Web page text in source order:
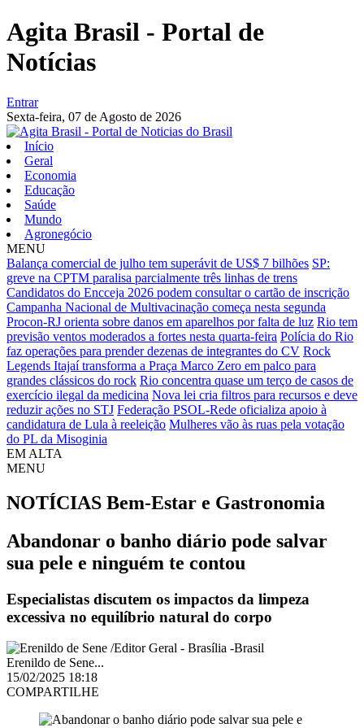
Agita Brasil - Portal de
Notícias
Entrar
Sexta-feira, 07 de Agosto de 2026
Início
Geral
Economia
Educação
Saúde
Mundo
Agronegócio
MENU
Balança comercial de julho tem superávit de US$ 7 bilhões SP:
greve na CPTM paralisa parcialmente três linhas de trens
Candidatos do Encceja 2026 podem consultar o cartão de inscrição
Campanha Nacional de Multivacinação começa nesta segunda
Procon-RJ orienta sobre danos em aparelhos por falta de luz Rio tem
previsão ventos moderados a fortes nesta quarta-feira Polícia do Rio
faz operações para prender dezenas de integrantes do CV Rock
Legends Itajaí transforma a Praça Marco Zero em palco para
grandes clássicos do rock Rio concentra quase um terço de casos de
exercício ilegal da medicina Nova lei cria filtros para recursos e deve
reduzir ações no STJ Federação PSOL-Rede oficializa apoio à
candidatura de Lula à reeleição Mulheres vão às ruas pela votação
do PL da Misoginia
EM ALTA
MENU
NOTÍCIAS Bem-Estar e Gastronomia
Abandonar o banho diário pode salvar
sua pele e ninguém te contou
Especialistas discutem os impactos da limpeza
excessiva no equilíbrio natural do corpo
Erenildo de Sene...
15/02/2025 18:18
COMPARTILHE